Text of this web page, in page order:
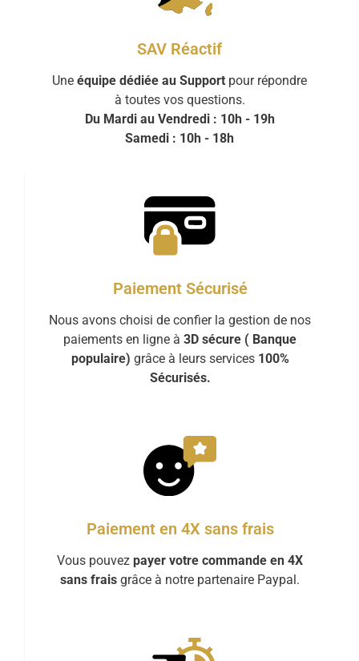
SAV Réactif
Une équipe dédiée au Support pour répondre
à toutes vos questions.
Du Mardi au Vendredi : 10h - 19h
Samedi : 10h - 18h
Paiement Sécurisé
Nous avons choisi de confier la gestion de nos
paiements en ligne à 3D sécure ( Banque
populaire) grâce à leurs services 100%
Sécurisés.
Paiement en 4X sans frais
Vous pouvez payer votre commande en 4X
sans frais grâce à notre partenaire Paypal.